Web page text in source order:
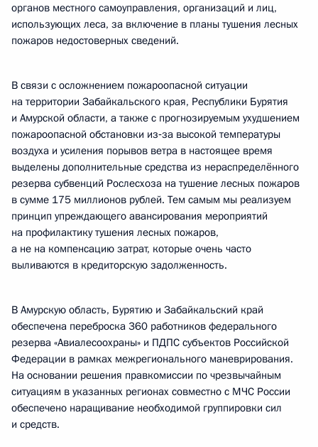
органов местного самоуправления, организаций и лиц,
использующих леса, за включение в планы тушения лесных
пожаров недостоверных сведений.
В связи с осложнением пожароопасной ситуации
на территории Забайкальского края, Республики Бурятия
и Амурской области, а также с прогнозируемым ухудшением
пожароопасной обстановки из‑за высокой температуры
воздуха и усиления порывов ветра в настоящее время
выделены дополнительные средства из нераспределённого
резерва субвенций Рослесхоза на тушение лесных пожаров
в сумме 175 миллионов рублей. Тем самым мы реализуем
принцип упреждающего авансирования мероприятий
на профилактику тушения лесных пожаров,
а не на компенсацию затрат, которые очень часто
выливаются в кредиторскую задолженность.
В Амурскую область, Бурятию и Забайкальский край
обеспечена переброска 360 работников федерального
резерва «Авиалесоохраны» и ПДПС субъектов Российской
Федерации в рамках межрегионального маневрирования.
На основании решения правкомиссии по чрезвычайным
ситуациям в указанных регионах совместно с МЧС России
обеспечено наращивание необходимой группировки сил
и средств.